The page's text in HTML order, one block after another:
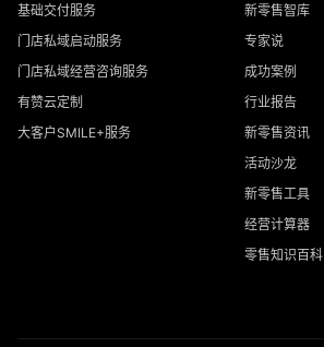
基础交付服务
门店私域启动服务
门店私域经营咨询服务
有赞云定制
大客户SMILE+服务
新零售智库
专家说
成功案例
行业报告
新零售资讯
活动沙龙
新零售工具
经营计算器
零售知识百科